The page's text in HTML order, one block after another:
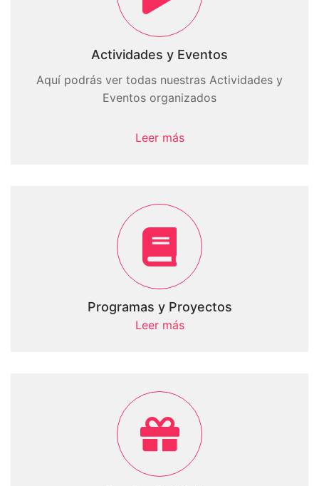
Actividades y Eventos
Aquí podrás ver todas nuestras Actividades y
Eventos organizados
Leer más
Programas y Proyectos
Leer más